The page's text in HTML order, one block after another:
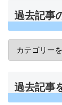
過去記事
過去記事